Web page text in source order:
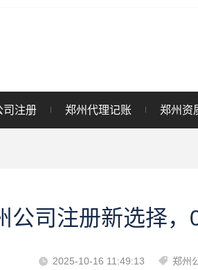
司注册 郑州代理记账 郑州资
公司注册新选择
2025-10-16 11:49:13 郑州